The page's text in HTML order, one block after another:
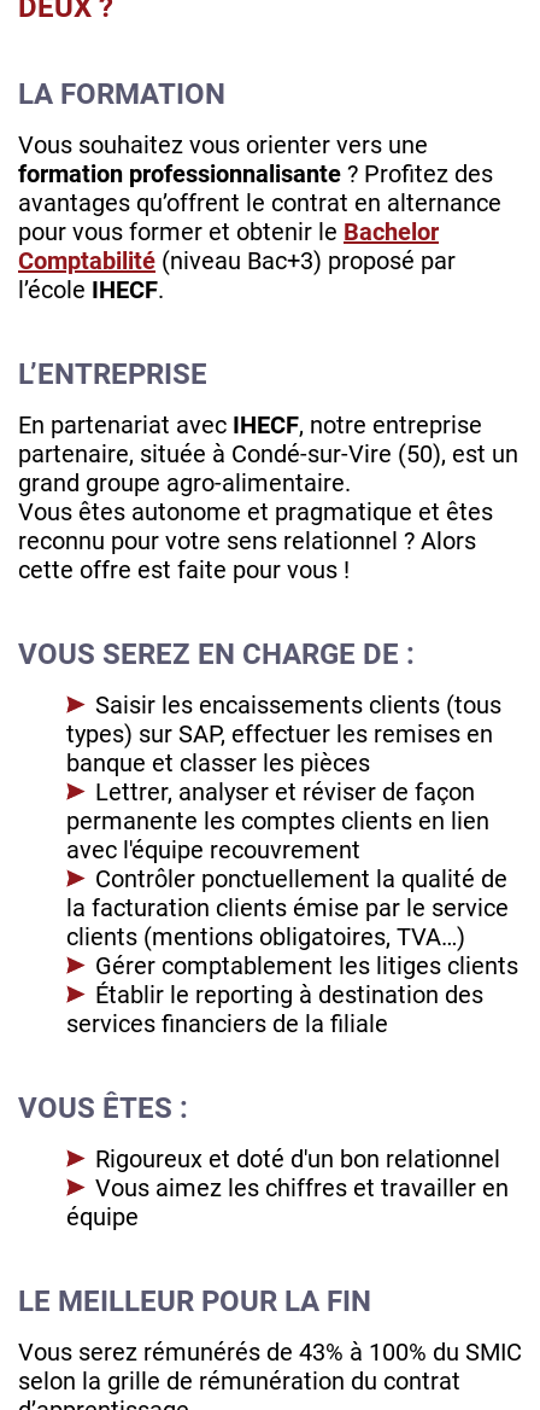
DEUX ?
LA FORMATION
Vous souhaitez vous orienter vers une
formation professionnalisante ? Profitez des
avantages qu’offrent le contrat en alternance
pour vous former et obtenir le Bachelor
Comptabilité (niveau Bac+3) proposé par
l’école IHECF.
L’ENTREPRISE
En partenariat avec IHECF, notre entreprise
partenaire, située à Condé-sur-Vire (50), est un
grand groupe agro-alimentaire.
Vous êtes autonome et pragmatique et êtes
reconnu pour votre sens relationnel ? Alors
cette offre est faite pour vous !
VOUS SEREZ EN CHARGE DE :
Saisir les encaissements clients (tous
types) sur SAP, effectuer les remises en
banque et classer les pièces
Lettrer, analyser et réviser de façon
permanente les comptes clients en lien
avec l'équipe recouvrement
Contrôler ponctuellement la qualité de
la facturation clients émise par le service
clients (mentions obligatoires, TVA…)
Gérer comptablement les litiges clients
Établir le reporting à destination des
services financiers de la filiale
VOUS ÊTES :
Rigoureux et doté d'un bon relationnel
Vous aimez les chiffres et travailler en
équipe
LE MEILLEUR POUR LA FIN
Vous serez rémunérés de 43% à 100% du SMIC
selon la grille de rémunération du contrat